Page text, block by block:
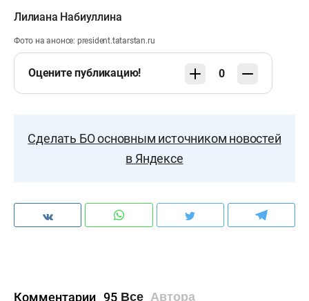
Лилиана Набиуллина
Фото на анонсе: president.tatarstan.ru
Оцените публикацию! 0
Сделать БО основным источником новостей
в Яндексе
Комментарии 95 Все Автора